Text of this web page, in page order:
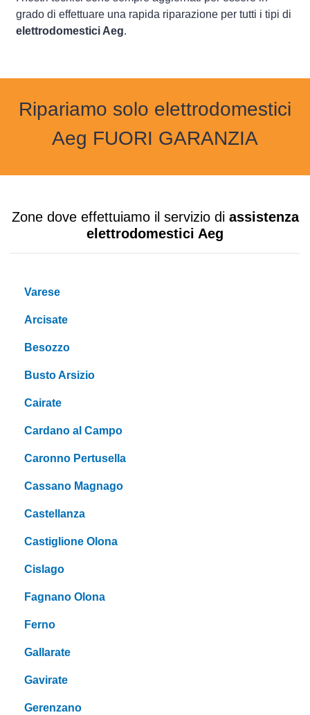
grado di effettuare una rapida riparazione per tutti i tipi di
elettrodomestici Aeg.
Ripariamo solo elettrodomestici
Aeg FUORI GARANZIA
Zone dove effettuiamo il servizio di assistenza
elettrodomestici Aeg
Varese
Arcisate
Besozzo
Busto Arsizio
Cairate
Cardano al Campo
Caronno Pertusella
Cassano Magnago
Castellanza
Castiglione Olona
Cislago
Fagnano Olona
Ferno
Gallarate
Gavirate
Gerenzano